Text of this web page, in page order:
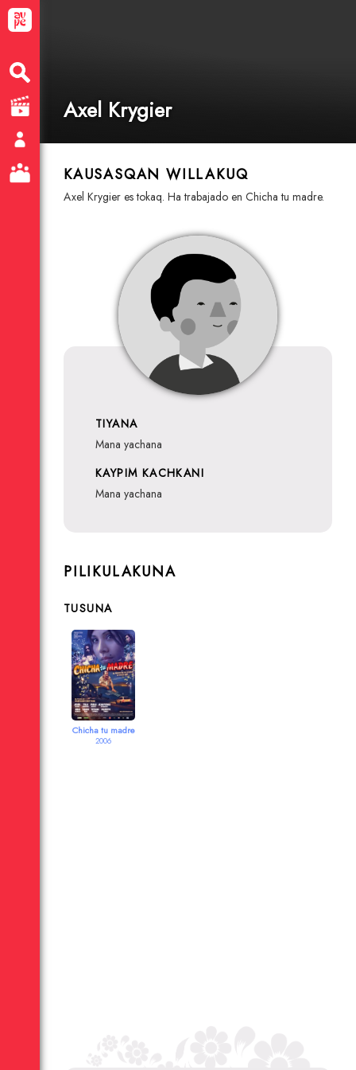
Axel Krygier
KAUSASQAN WILLAKUQ
Axel Krygier es tokaq. Ha trabajado en Chicha tu madre.
TIYANA
mana yachana
KAYPIM KACHKANI
mana yachana
PILIKULAKUNA
TUSUNA
Chicha tu madre
2006